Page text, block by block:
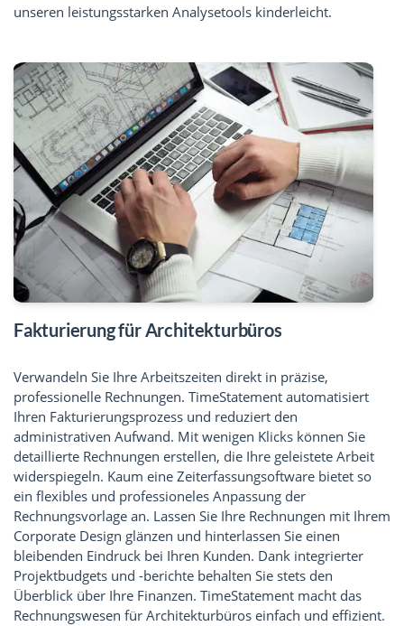
unseren leistungsstarken Analysetools kinderleicht.
Fakturierung für Architekturbüros
Verwandeln Sie Ihre Arbeitszeiten direkt in präzise,
professionelle Rechnungen. TimeStatement automatisiert
Ihren Fakturierungsprozess und reduziert den
administrativen Aufwand. Mit wenigen Klicks können Sie
detaillierte Rechnungen erstellen, die Ihre geleistete Arbeit
widerspiegeln. Kaum eine Zeiterfassungsoftware bietet so
ein flexibles und professioneles Anpassung der
Rechnungsvorlage an. Lassen Sie Ihre Rechnungen mit Ihrem
Corporate Design glänzen und hinterlassen Sie einen
bleibenden Eindruck bei Ihren Kunden. Dank integrierter
Projektbudgets und -berichte behalten Sie stets den
Überblick über Ihre Finanzen. TimeStatement macht das
Rechnungswesen für Architekturbüros einfach und effizient.